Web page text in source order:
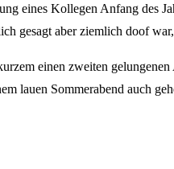
eines Kollegen Anfang des
gesagt aber ziemlich doof
einen zweiten
lauen Sommerabend auch